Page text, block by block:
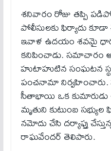
శనివారం రోజు తప్పి
పోలీసులకు ఫిర్యాదు
ఇవాళ‌ ఉదయం శవమై
కనిపించాడు. సమాచారం
హుటాహుటిన సంఘటన
పంచ‌నామా నిర్వహించారు.
సీతాభాయి ఒక కుమారుడు
మృతుని కుటుంబ సభ్యుల
నమోదు చేసి దర్యాప్తు
రాఘవేందర్ తెలిపారు.